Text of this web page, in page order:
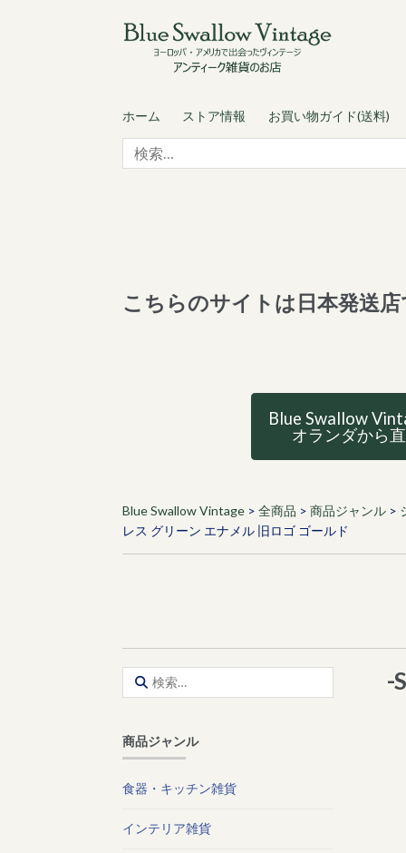
to
navigation
to
content
ホーム ストア情報 お買い物ガイド(送料)
検
索:
こちらのサイトは日本発送
Blue Swallow
オランダから
Blue Swallow Vintage> 全商品 > 商品ジャンル>
レス グリーン エナメル 旧ロゴ ゴールド
-
索:
商品ジャンル
食器・キッチン雑貨
インテリア雑貨